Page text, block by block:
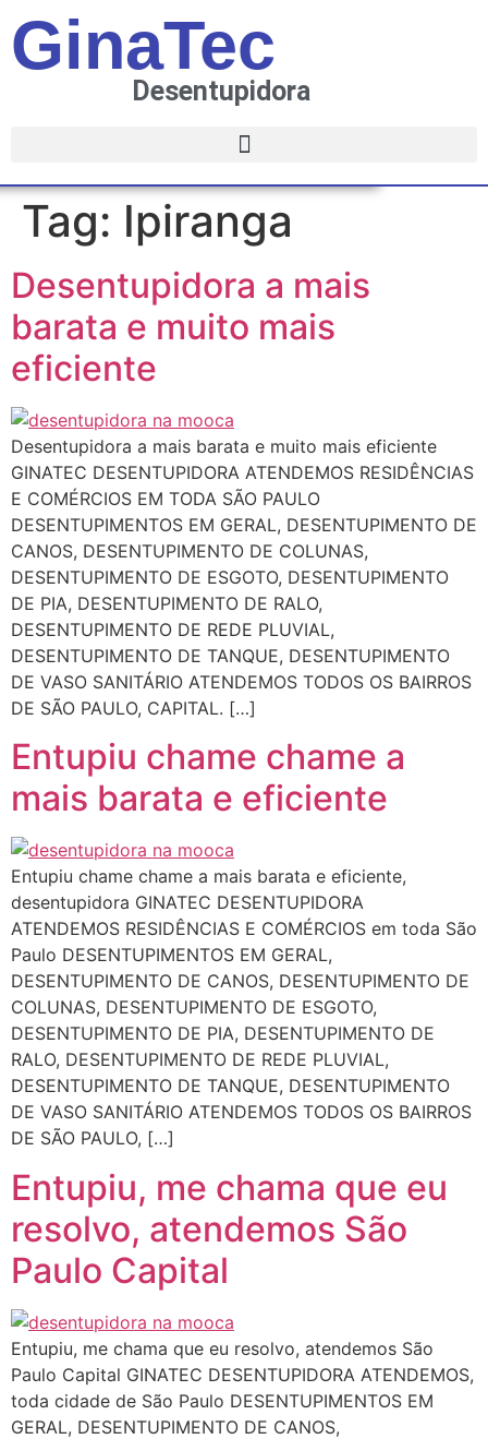
GinaTec
Desentupidora
Tag: Ipiranga
Desentupidora a mais
barata e muito mais
eficiente
Desentupidora a mais barata e muito mais eficiente
GINATEC DESENTUPIDORA ATENDEMOS RESIDÊNCIAS
E COMÉRCIOS EM TODA SÃO PAULO
DESENTUPIMENTOS EM GERAL, DESENTUPIMENTO DE
CANOS, DESENTUPIMENTO DE COLUNAS,
DESENTUPIMENTO DE ESGOTO, DESENTUPIMENTO
DE PIA, DESENTUPIMENTO DE RALO,
DESENTUPIMENTO DE REDE PLUVIAL,
DESENTUPIMENTO DE TANQUE, DESENTUPIMENTO
DE VASO SANITÁRIO ATENDEMOS TODOS OS BAIRROS
DE SÃO PAULO, CAPITAL. […]
Entupiu chame chame a
mais barata e eficiente
Entupiu chame chame a mais barata e eficiente,
desentupidora GINATEC DESENTUPIDORA
ATENDEMOS RESIDÊNCIAS E COMÉRCIOS em toda São
Paulo DESENTUPIMENTOS EM GERAL,
DESENTUPIMENTO DE CANOS, DESENTUPIMENTO DE
COLUNAS, DESENTUPIMENTO DE ESGOTO,
DESENTUPIMENTO DE PIA, DESENTUPIMENTO DE
RALO, DESENTUPIMENTO DE REDE PLUVIAL,
DESENTUPIMENTO DE TANQUE, DESENTUPIMENTO
DE VASO SANITÁRIO ATENDEMOS TODOS OS BAIRROS
DE SÃO PAULO, […]
Entupiu, me chama que eu
resolvo, atendemos São
Paulo Capital
Entupiu, me chama que eu resolvo, atendemos São
Paulo Capital GINATEC DESENTUPIDORA ATENDEMOS,
toda cidade de São Paulo DESENTUPIMENTOS EM
GERAL, DESENTUPIMENTO DE CANOS,